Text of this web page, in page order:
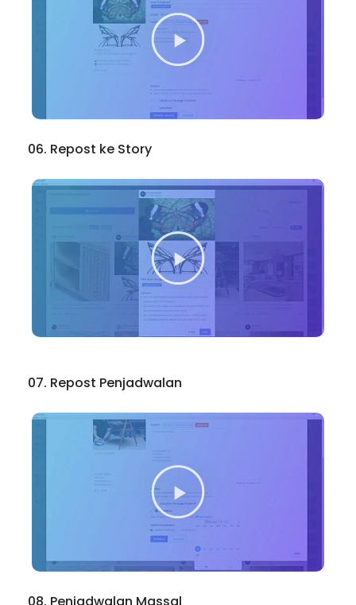
06. Repost ke Story
07. Repost Penjadwalan
08. Penjadwalan Massal